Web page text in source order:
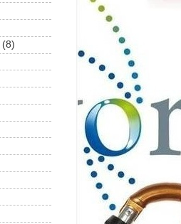
(8)